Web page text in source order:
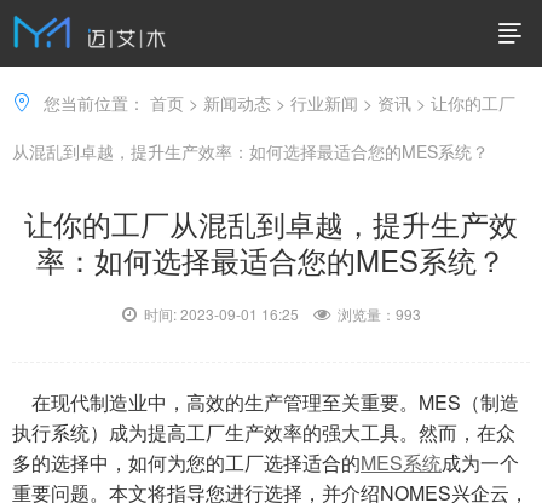
您当前位置： 首页 > 新闻动态 > 行业新闻 > 资讯 > 让你的工厂
从混乱到卓越，提升生产效率：如何选择最适合您的MES系统？
让你的工厂从混乱到卓越，提升生产效
率：如何选择最适合您的MES系统？
时间: 2023-09-01 16:25 浏览量： 993
在现代制造业中，高效的生产管理至关重要。MES（制造
执行系统）成为提高工厂生产效率的强大工具。然而，在众
多的选择中，如何为您的工厂选择适合的MES系统成为一个
重要问题。本文将指导您进行选择，并介绍NOMES兴企云，